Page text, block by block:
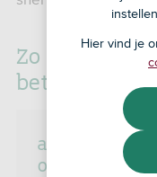
Zo snel
als we je
ontvangen op
Hier vind je